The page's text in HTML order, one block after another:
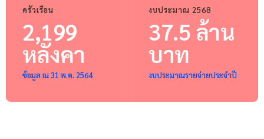
ครัวเรือน
2,199
หลังคา
ข้อมูล ณ 31 พ.ค. 2564
งบประมาณ 2568
37.5 ล้าน
บาท
งบประมาณรายจ่ายประจำปี